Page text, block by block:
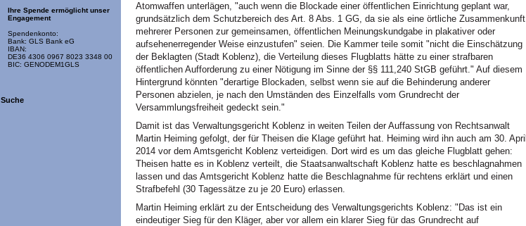
Ihre Spende ermöglicht unser
Engagement
Spendenkonto:
Bank: GLS Bank eG
IBAN:
DE36 4306 0967 8023 3348 00
BIC: GENODEM1GLS
Suche
Atomwaffen unterlägen, "auch wenn die Blockade einer öffentlichen Einrichtung geplant war,
grundsätzlich dem Schutzbereich des Art. 8 Abs. 1 GG, da sie als eine örtliche Zusammenkunft
mehrerer Personen zur gemeinsamen, öffentlichen Meinungskundgabe in plakativer oder
aufsehenerregender Weise einzustufen" seien. Die Kammer teile somit "nicht die Einschätzung
der Beklagten (Stadt Koblenz), die Verteilung dieses Flugblatts hätte zu einer strafbaren
öffentlichen Aufforderung zu einer Nötigung im Sinne der §§ 111,240 StGB geführt." Auf diesem
Hintergrund könnten "derartige Blockaden, selbst wenn sie auf die Behinderung anderer
Personen abzielen, je nach den Umständen des Einzelfalls vom Grundrecht der
Versammlungsfreiheit gedeckt sein."
Damit ist das Verwaltungsgericht Koblenz in weiten Teilen der Auffassung von Rechtsanwalt
Martin Heiming gefolgt, der für Theisen die Klage geführt hat. Heiming wird ihn auch am 30. April
2014 vor dem Amtsgericht Koblenz verteidigen. Dort wird es um das gleiche Flugblatt gehen:
Theisen hatte es in Koblenz verteilt, die Staatsanwaltschaft Koblenz hatte es beschlagnahmen
lassen und das Amtsgericht Koblenz hatte die Beschlagnahme für rechtens erklärt und einen
Strafbefehl (30 Tagessätze zu je 20 Euro) erlassen.
Martin Heiming erklärt zu der Entscheidung des Verwaltungsgerichts Koblenz: "Das ist ein
eindeutiger Sieg für den Kläger, aber vor allem ein klarer Sieg für das Grundrecht auf